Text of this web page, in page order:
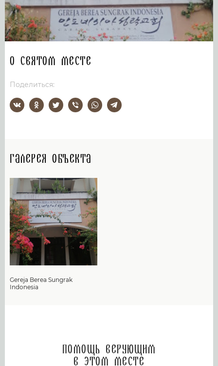
О святом месте
Поделиться:
Галерея объекта
Gereja Berea Sungrak
Indonesia
Помощь верующим
в этом месте